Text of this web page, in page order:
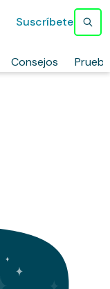
Consejos
Suscríbete